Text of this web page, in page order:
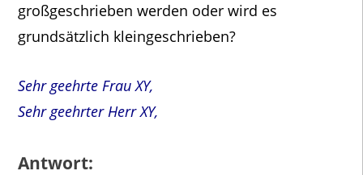
großgeschrieben werden oder wird es
grundsätzlich kleingeschrieben?
Sehr geehrte Frau XY,
Sehr geehrter Herr XY,
Antwort: